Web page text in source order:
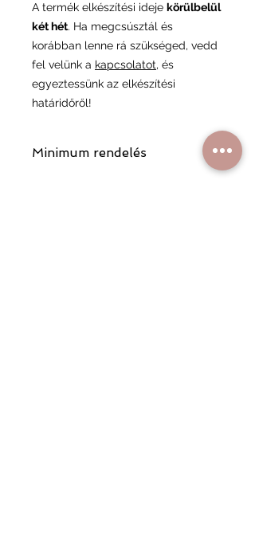
A termék elkészítési ideje körülbelül
két hét. Ha megcsúsztál és
korábban lenne rá szükséged, vedd
fel velünk a kapcsolatot, és
egyeztessünk az elkészítési
határidőről!
Minimum rendelés